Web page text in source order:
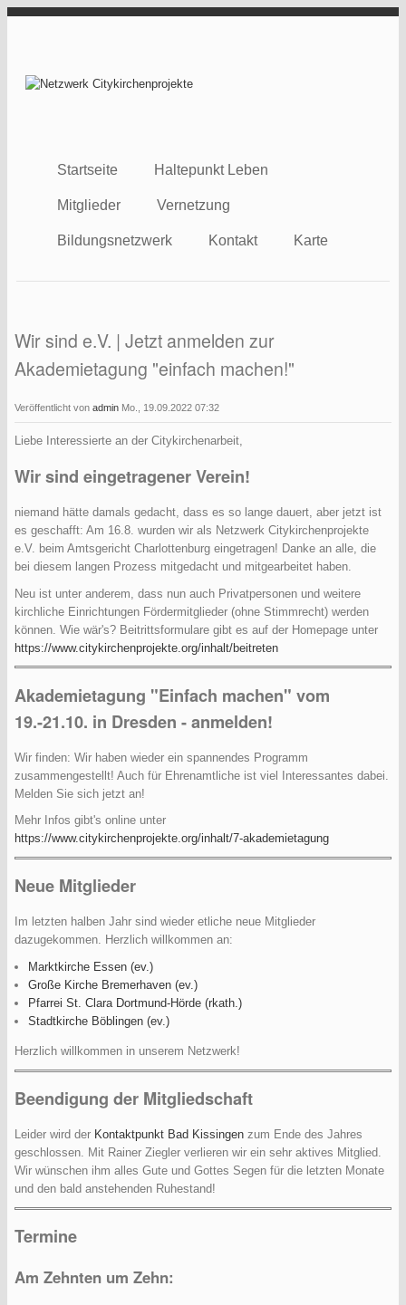
Direkt zum Inhalt
Startseite Haltepunkt Leben
Mitglieder Vernetzung
Bildungsnetzwerk Kontakt Karte
Wir sind e.V. | Jetzt anmelden zur
Akademietagung "einfach machen!"
Veröffentlicht von admin Mo., 19.09.2022 07:32
Liebe Interessierte an der Citykirchenarbeit,
Wir sind eingetragener Verein!
niemand hätte damals gedacht, dass es so lange dauert, aber jetzt ist
es geschafft: Am 16.8. wurden wir als Netzwerk Citykirchenprojekte
e.V. beim Amtsgericht Charlottenburg eingetragen! Danke an alle, die
bei diesem langen Prozess mitgedacht und mitgearbeitet haben.
Neu ist unter anderem, dass nun auch Privatpersonen und weitere
kirchliche Einrichtungen Fördermitglieder (ohne Stimmrecht) werden
können. Wie wär's? Beitrittsformulare gibt es auf der Homepage unter
https://www.citykirchenprojekte.org/inhalt/beitreten
akademietagung2022-flyer-
web3.jpg
Akademietagung "Einfach machen" vom
19.-21.10. in Dresden - anmelden!
Wir finden: Wir haben wieder ein spannendes Programm
zusammengestellt! Auch für Ehrenamtliche ist viel Interessantes dabei.
Melden Sie sich jetzt an!
Mehr Infos gibt's online unter
https://www.citykirchenprojekte.org/inhalt/7-akademietagung
Neue Mitglieder
Im letzten halben Jahr sind wieder etliche neue Mitglieder
dazugekommen. Herzlich willkommen an:
Marktkirche Essen (ev.)
Große Kirche Bremerhaven (ev.)
Pfarrei St. Clara Dortmund-Hörde (rkath.)
Stadtkirche Böblingen (ev.)
Herzlich willkommen in unserem Netzwerk!
Beendigung der Mitgliedschaft
Leider wird der Kontaktpunkt Bad Kissingen zum Ende des Jahres
geschlossen. Mit Rainer Ziegler verlieren wir ein sehr aktives Mitglied.
Wir wünschen ihm alles Gute und Gottes Segen für die letzten Monate
und den bald anstehenden Ruhestand!
Termine
Am Zehnten um Zehn: